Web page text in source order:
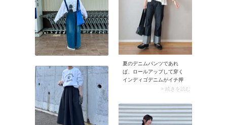
トにフェザーベストを重
ね、黒ワイドパンツを合わ
せてコーデ。足元にグレー
のニューバランススニーカ
ーを置くことで柔らかなニ
ュアンスと抜け感をプラス
しています。パンプスやバ
品にまとまりすぎるとこ
ろ、あえてスニーカーでハ
ズせば今っぽいバランスに
仕上がります。
夏のデニムパンツであれ
ば、ロールアップして穿く
インディゴデニムがイチ押
し。濃紺のインディゴは引
て太めにロールアップした
裾に視線が集まり、脚のラ
インをさりげなくカバーで
> 続きを読む